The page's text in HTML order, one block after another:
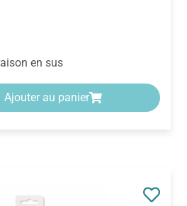
en sus
Ajouter au panier